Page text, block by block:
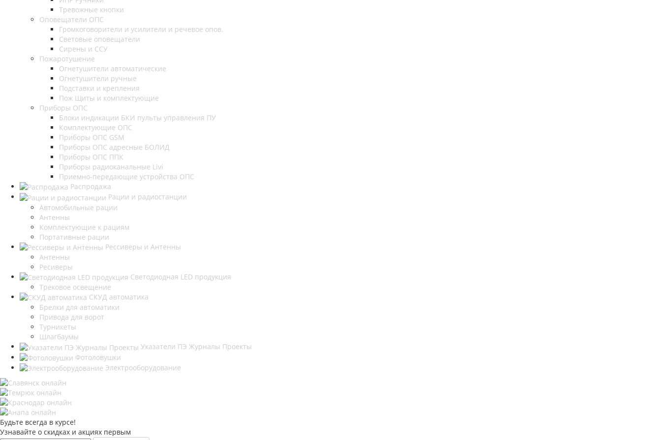
Тревожные кнопки
Оповещатели ОПС
Громкоговорители и усилители и речевое опов.
Световые оповещатели
Сирены и ССУ
Пожаротушение
Огнетушители автоматические
Огнетушители ручные
Подставки и крепления
Пож Щиты и комплектующие
Приборы ОПС
Блоки индикации БКИ пульты управления ПУ
Комплектующие ОПС
Приборы ОПС GSM
Приборы ОПС адресные БОЛИД
Приборы ОПС ППК
Приборы радиоканальные Livi
Приемно-передающие устройства ОПС
Распродажа
Рации и радиостанции
Автомобильные рации
Антенны
Комплектующие к рациям
Портативные рации
Рессиверы и Антенны
Антенны
Ресиверы
Светодиодная LED продукция
Трековое освещение
СКУД автоматика
Брелки для автоматики
Привода для ворот
Турникеты
Шлагбаумы
Указатели ПЭ Журналы Проекты
Фотоловушки
Электрооборудование
Будьте всегда в курсе!
Узнавайте о скидках и акциях первым